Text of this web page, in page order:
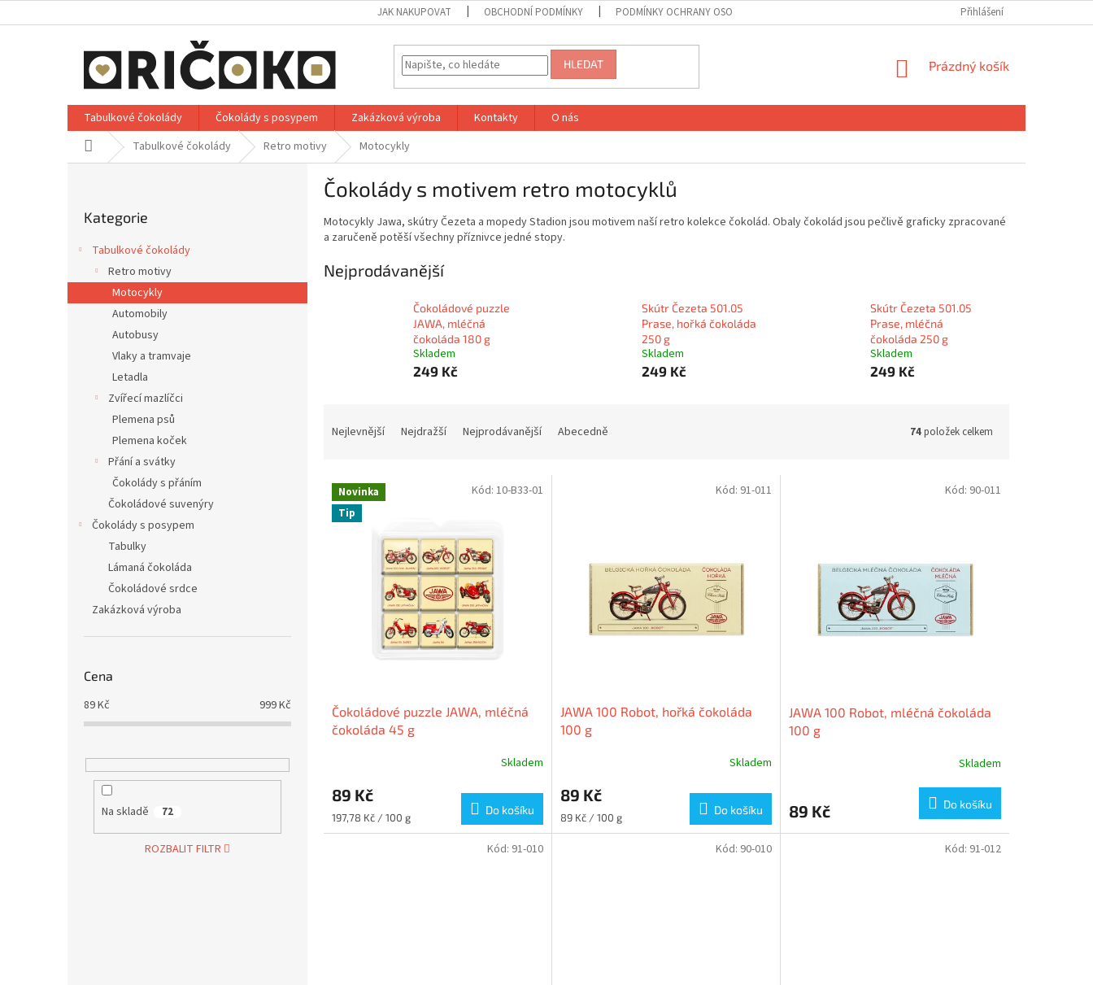
na
JAK NAKUPOVAT OBCHODNÍ PODMÍNKY PODMÍNKY OCHRANY OSOBNÍCH ÚDAJŮ Přihlášení
HLEDAT
NÁKUPNÍ
Prázdný košík
Tabulkové čokolády Čokolády s posypem Zakázková výroba Kontakty
O nás
Domů Tabulkové čokolády Retro motivy Motocykly
n
kategorie
Kategorie
Tabulkové čokolády
Retro motivy
Motocykly
Automobily
Autobusy
Vlaky a tramvaje
Letadla
Zvířecí mazlíčci
Plemena psů
Plemena koček
Přání a svátky
Čokolády s přáním
Čokoládové suvenýry
Čokolády s posypem
Tabulky
Lámaná čokoláda
Čokoládové srdce
Zakázková výroba
Cena
89Kč 999Kč
Na skladě 72
ROZBALIT FILTR
Čokolády s motivem retro motocyklů
Motocykly Jawa, skútry Čezeta a mopedy Stadion jsou motivem naší retro kolekce čokolád. Obaly čokolád jsou pečlivě graficky zpracované
a zaručeně potěší všechny příznivce jedné stopy.
Nejprodávanější
Čokoládové puzzle
JAWA, mléčná
čokoláda 180 g
Skladem
249 Kč
Skútr Čezeta 501.05
Prase, hořká čokoláda
250 g
Skladem
249 Kč
Skútr Čezeta 501.05
Prase, mléčná
čokoláda 250 g
Skladem
249 Kč
n
p
Nejlevnější Nejdražší Nejprodávanější Abecedně 74položek celkem
V
p
Novinka
Tip
Čokoládové puzzle JAWA, mléčná
čokoláda 45 g
Skladem
89 Kč
Měrná
cena:
197,78 Kč / 100 g
Do košíku
Kód: 10-B33-01
JAWA 100 Robot, hořká čokoláda
100 g
Skladem
89 Kč
Měrná
cena:
89 Kč / 100 g
Do košíku
Kód: 91-011
JAWA 100 Robot, mléčná čokoláda
100 g
Skladem
89 Kč Do košíku
Kód: 90-011
Kód: 91-010 Kód: 90-010 Kód: 91-012